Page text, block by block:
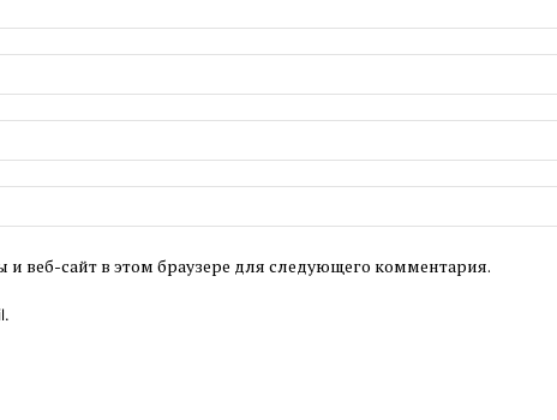
веб-сайт в этом браузере для следующего комментария.